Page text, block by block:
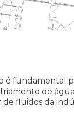
fundamental
de
fluidos da